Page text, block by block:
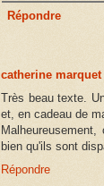
Répondre
catherine marquet
Très beau texte.
et, en cadeau de
bien qu'ils sont
Répondre